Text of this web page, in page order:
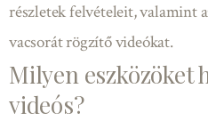
részletek felvételeit, valamint
vacsorát rögzítő videókat.
Milyen eszközöket
videós?